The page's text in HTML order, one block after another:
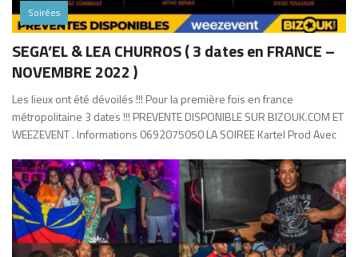
Soirées
SEGA’EL & LEA CHURROS ( 3 dates en FRANCE –
NOVEMBRE 2022 )
Les lieux ont été dévoilés !!! Pour la première fois en france
métropolitaine 3 dates !!! PREVENTE DISPONIBLE SUR BIZOUK.COM ET
WEEZEVENT . Informations 0692075050 LA SOIREE Kartel Prod Avec